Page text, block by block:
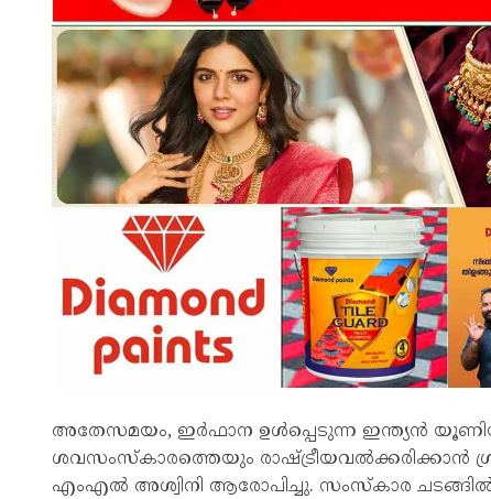
അതേസമയം, ഇർഫാന ഉൾപ്പെടുന്ന ഇന്ത്യൻ
ശവസംസ്‌കാരത്തെയും രാഷ്ട്രീയവൽക്കരിക്കാൻ
എംഎൽ അശ്വിനി ആരോപിച്ചു. സംസ്കാര ചടങ്ങിൽ